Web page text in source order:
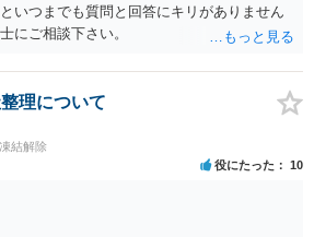
いつまでも質問と回答にキリがありません
にご相談下さい。
理について
結解除
役にたった 10